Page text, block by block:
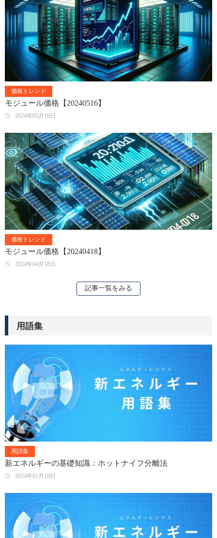
価格トレンド
モジュール価格【20240516】
2024年05月16日
価格トレンド
モジュール価格【20240418】
2024年04月18日
記事一覧をみる
用語集
用語集
新エネルギーの基礎知識：ホットナイフ分離法
2024年01月10日